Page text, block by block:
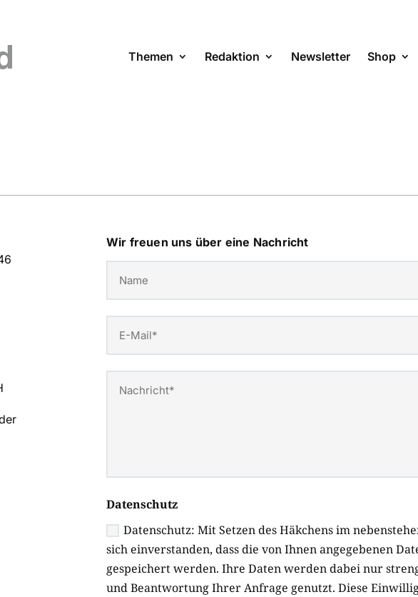
Themen Redaktion Newsletter Shop
Wir freuen uns über eine Nachricht
Datenschutz
Datenschutz: Mit Setzen des Häkchens im
sich einverstanden, dass die von Ihnen angegebenen
gespeichert werden. Ihre Daten werden dabei nur
und Beantwortung Ihrer Anfrage genutzt. Diese